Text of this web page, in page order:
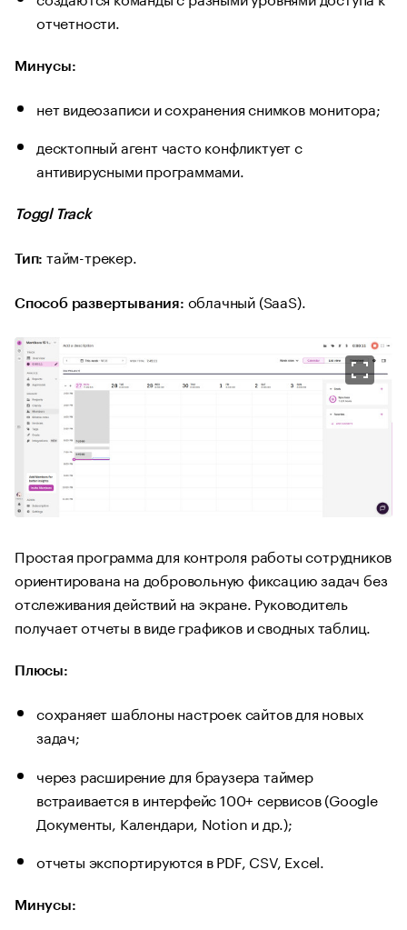
отчетности.
Минусы:
нет видеозаписи и сохранения снимков монитора;
десктопный агент часто конфликтует с
антивирусными программами.
Toggl Track
Тип: тайм-трекер.
Способ развертывания: облачный (SaaS).
Простая программа для контроля работы сотрудников
ориентирована на добровольную фиксацию задач без
отслеживания действий на экране. Руководитель
получает отчеты в виде графиков и сводных таблиц.
Плюсы:
сохраняет шаблоны настроек сайтов для новых
задач;
через расширение для браузера таймер
встраивается в интерфейс 100+ сервисов (Google
Документы, Календари, Notion и др.);
отчеты экспортируются в PDF, CSV, Excel.
Минусы: